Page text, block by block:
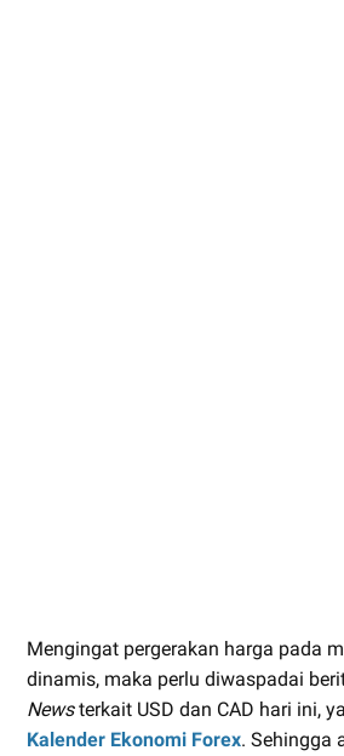
Mengingat pergerakan harga pada
dinamis, maka perlu diwaspadai
Newsterkait USD dan CAD hari ini,
Kalender Ekonomi Forex. Sehingga